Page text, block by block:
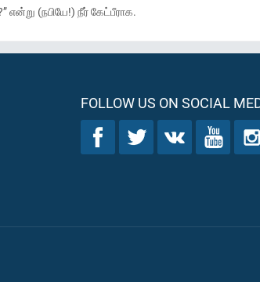
(நபியே!) நீர் கேட்பீராக.
FOLLOW US ON SOCIAL